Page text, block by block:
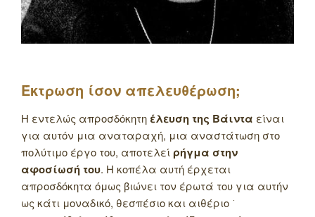
Έκτρωση ίσον απελευθέρωση;
Η εντελώς απροσδόκητη έλευση της Βάιντα είναι
για αυτόν μια αναταραχή, μια αναστάτωση στο
πολύτιμο έργο του, αποτελεί ρήγμα στην
αφοσίωσή του. Η κοπέλα αυτή έρχεται
απροσδόκητα όμως βιώνει τον έρωτά του για αυτήν
ως κάτι μοναδικό, θεσπέσιο και αιθέριο ͘